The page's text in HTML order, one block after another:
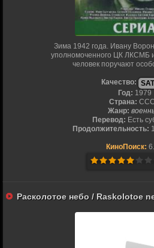
Зима 1942 года. Ивану
уполномоченного ЦК ЛКСМБ и
человек поручают
Качество:
Год: 1979
Страна:
Жанр:
Перевод: Есть
Продолжительность:
КиноПоиск:
Расколотое небо / Raskolotoe